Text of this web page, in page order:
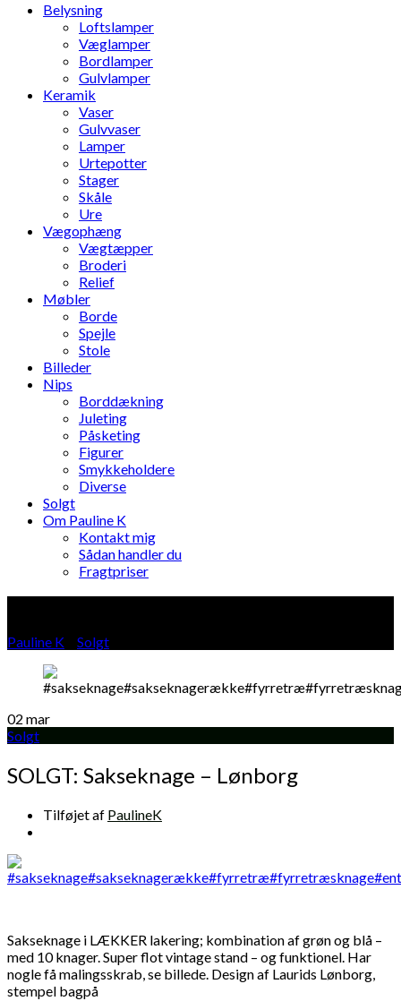
Belysning
Loftslamper
Væglamper
Bordlamper
Gulvlamper
Keramik
Vaser
Gulvvaser
Lamper
Urtepotter
Stager
Skåle
Ure
Vægophæng
Vægtæpper
Broderi
Relief
Møbler
Borde
Spejle
Stole
Billeder
Nips
Borddækning
Juleting
Påsketing
Figurer
Smykkeholdere
Diverse
Solgt
Om Pauline K
Kontakt mig
Sådan handler du
Fragtpriser
Pauline K Solgt
02 mar
Solgt
SOLGT: Sakseknage – Lønborg
Tilføjet af PaulineK
Sakseknage i LÆKKER lakering; kombination af grøn og blå –
med 10 knager. Super flot vintage stand – og funktionel. Har
nogle få malingsskrab, se billede. Design af Laurids Lønborg,
stempel bagpå